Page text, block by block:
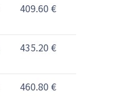
409.60 €
435.20 €
460.80 €